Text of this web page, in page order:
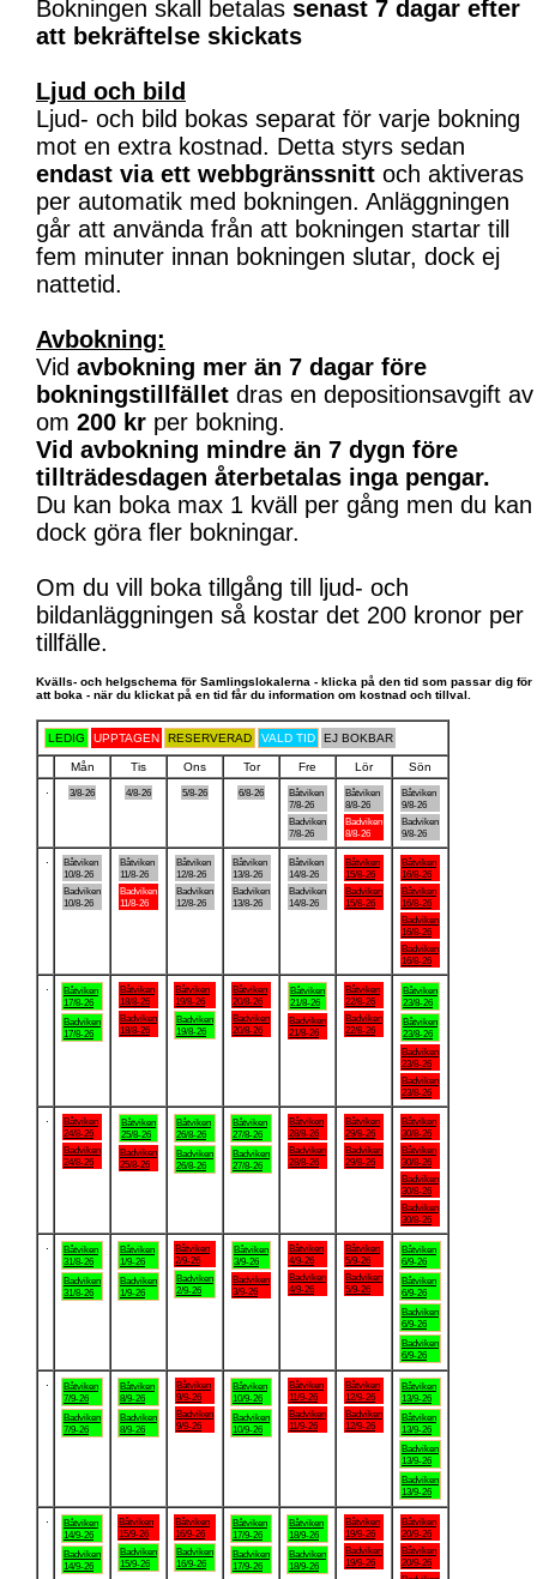
Bokningen skall betalas senast 7 dagar efter
att bekräftelse skickats
Ljud och bild
Ljud- och bild bokas separat för varje bokning
mot en extra kostnad. Detta styrs sedan
endast via ett webbgränssnitt och aktiveras
per automatik med bokningen. Anläggningen
går att använda från att bokningen startar till
fem minuter innan bokningen slutar, dock ej
nattetid.
Avbokning:
Vid avbokning mer än 7 dagar före
bokningstillfället dras en depositionsavgift av
om 200 kr per bokning.
Vid avbokning mindre än 7 dygn före
tillträdesdagen återbetalas inga pengar.
Du kan boka max 1 kväll per gång men du kan
dock göra fler bokningar.
Om du vill boka tillgång till ljud- och
bildanläggningen så kostar det 200 kronor per
tillfälle.
Kvälls- och helgschema för Samlingslokalerna - klicka på den tid som passar dig för
att boka - när du klickat på en tid får du information om kostnad och tillval.
LEDIG UPPTAGEN RESERVERAD VALD TID EJ BOKBAR
Mån Tis Ons Tor Fre Lör
Sön
3/8-26 4/8-26 5/8-26 6/8-26
Båtviken
7/8-26
Badviken
7/8-26
Båtviken
8/8-26
Badviken
8/8-26
Båtviken
9/8-26
Badviken
9/8-26
Båtviken
10/8-26
Badviken
10/8-26
Båtviken
11/8-26
Badviken
11/8-26
Båtviken
12/8-26
Badviken
12/8-26
Båtviken
13/8-26
Badviken
13/8-26
Båtviken
14/8-26
Badviken
14/8-26
Båtviken
15/8-26
Badviken
15/8-26
Båtviken
16/8-26
Båtviken
16/8-26
Badviken
16/8-26
Badviken
16/8-26
Båtviken
17/8-26
Badviken
17/8-26
Båtviken
18/8-26
Badviken
18/8-26
Båtviken
19/8-26
Badviken
19/8-26
Båtviken
20/8-26
Badviken
20/8-26
Båtviken
21/8-26
Badviken
21/8-26
Båtviken
22/8-26
Badviken
22/8-26
Båtviken
23/8-26
Båtviken
23/8-26
Badviken
23/8-26
Badviken
23/8-26
Båtviken
24/8-26
Badviken
24/8-26
Båtviken
25/8-26
Badviken
25/8-26
Båtviken
26/8-26
Badviken
26/8-26
Båtviken
27/8-26
Badviken
27/8-26
Båtviken
28/8-26
Badviken
28/8-26
Båtviken
29/8-26
Badviken
29/8-26
Båtviken
30/8-26
Båtviken
30/8-26
Badviken
30/8-26
Badviken
30/8-26
Båtviken
31/8-26
Badviken
31/8-26
Båtviken
1/9-26
Badviken
1/9-26
Båtviken
2/9-26
Badviken
2/9-26
Båtviken
3/9-26
Badviken
3/9-26
Båtviken
4/9-26
Badviken
4/9-26
Båtviken
5/9-26
Badviken
5/9-26
Båtviken
6/9-26
Båtviken
6/9-26
Badviken
6/9-26
Badviken
6/9-26
Båtviken
7/9-26
Badviken
7/9-26
Båtviken
8/9-26
Badviken
8/9-26
Båtviken
9/9-26
Badviken
9/9-26
Båtviken
10/9-26
Badviken
10/9-26
Båtviken
11/9-26
Badviken
11/9-26
Båtviken
12/9-26
Badviken
12/9-26
Båtviken
13/9-26
Båtviken
13/9-26
Badviken
13/9-26
Badviken
13/9-26
Båtviken
14/9-26
Badviken
14/9-26
Båtviken
15/9-26
Badviken
15/9-26
Båtviken
16/9-26
Badviken
16/9-26
Båtviken
17/9-26
Badviken
17/9-26
Båtviken
18/9-26
Badviken
18/9-26
Båtviken
19/9-26
Badviken
19/9-26
Båtviken
20/9-26
Båtviken
20/9-26